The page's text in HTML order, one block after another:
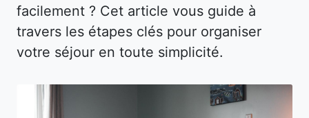
facilement ? Cet article vous guide à
travers les étapes clés pour organiser
votre séjour en toute simplicité.